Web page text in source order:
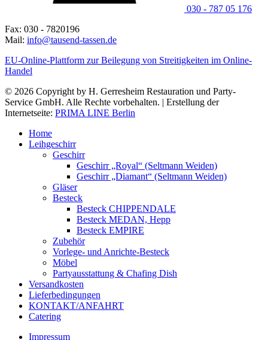
030 - 787 05 176
Fax: 030 - 7820196
Mail: info@tausend-tassen.de
EU-Online-Plattform zur Beilegung von Streitigkeiten im Online-
Handel
© 2026 Copyright by H. Gerresheim Restauration und Party-
Service GmbH. Alle Rechte vorbehalten. | Erstellung der
Internetseite: PRIMA LINE Berlin
Home
Leihgeschirr
Geschirr
Geschirr „Royal“ (Seltmann Weiden)
Geschirr „Diamant“ (Seltmann Weiden)
Gläser
Besteck
Besteck CHIPPENDALE
Besteck MEDAN, Hepp
Besteck EMPIRE
Zubehör
Vorlege- und Anrichte-Besteck
Möbel
Partyausstattung & Chafing Dish
Versandkosten
Lieferbedingungen
KONTAKT/ANFAHRT
Catering
Impressum